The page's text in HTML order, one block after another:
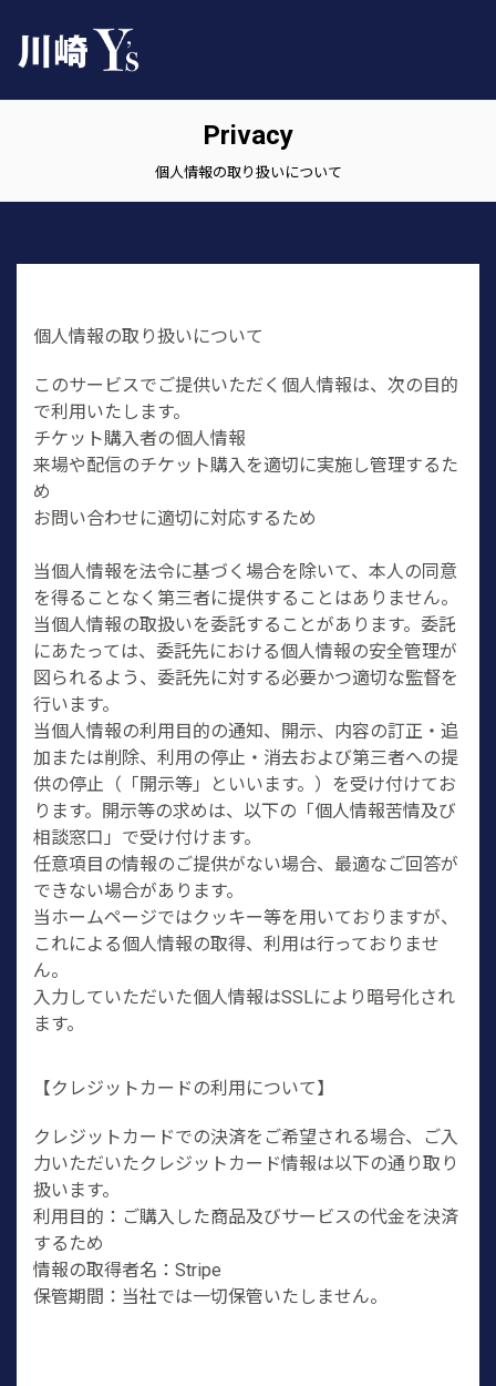
Privacy
個人情報の取り扱いについて
個人情報の取り扱いについて
このサービスでご提供いただく個人情報は、次の目的
で利用いたします。
チケット購入者の個人情報
来場や配信のチケット購入を適切に実施し管理するた
め
お問い合わせに適切に対応するため
当個人情報を法令に基づく場合を除いて、本人の同意
を得ることなく第三者に提供することはありません。
当個人情報の取扱いを委託することがあります。委託
にあたっては、委託先における個人情報の安全管理が
図られるよう、委託先に対する必要かつ適切な監督を
行います。
当個人情報の利用目的の通知、開示、内容の訂正・追
加または削除、利用の停止・消去および第三者への提
供の停止（「開示等」といいます。）を受け付けてお
ります。開示等の求めは、以下の「個人情報苦情及び
相談窓口」で受け付けます。
任意項目の情報のご提供がない場合、最適なご回答が
できない場合があります。
当ホームページではクッキー等を用いておりますが、
これによる個人情報の取得、利用は行っておりませ
ん。
入力していただいた個人情報はSSLにより暗号化され
ます。
【クレジットカードの利用について】
クレジットカードでの決済をご希望される場合、ご入
力いただいたクレジットカード情報は以下の通り取り
扱います。
利用目的：ご購入した商品及びサービスの代金を決済
するため
情報の取得者名：Stripe
保管期間：当社では一切保管いたしません。